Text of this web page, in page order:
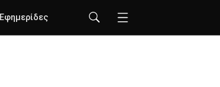
Εφημερίδες